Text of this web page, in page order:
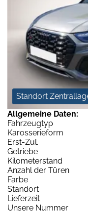
Standort
Allgemeine Daten:
Fahrzeugtyp
Karosserieform
Erst-Zul.
Getriebe
Kilometerstand
Anzahl der Türen
Farbe
Standort
Lieferzeit
Unsere Nummer